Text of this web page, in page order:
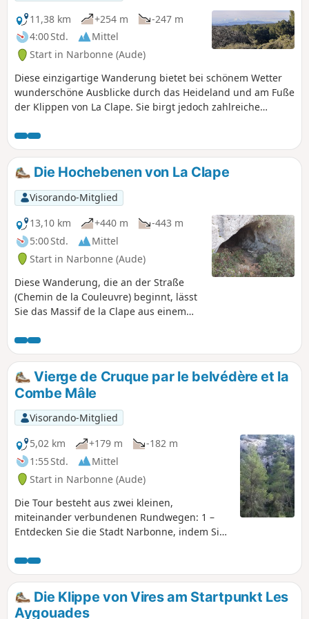
Canigou und das Albères-Massiv lässt
die Nähe zum Küstenort schnell
vergessen.
11,38 km +254 m
-247 m
4:00 Std.
Mittel
Start in Narbonne (Aude)
Diese einzigartige Wanderung bietet bei schönem Wetter
wunderschöne Ausblicke durch das Heideland und am Fuße
der Klippen von La Clape. Sie birgt jedoch zahlreiche
manchmal dazu neigen, sich zu schließen, zwei Gräben, die
es zu überwinden gilt, eine Steinmauer, die an einer Stelle
erklommen und dann vorsichtig wieder hinabgestiegen
werden muss, bevor man am Ende der Strecke wieder auf
angenehmere Wege und Pfade gelangt. Schließlich handelt
es sich um eine nicht markierte Route, für die die
Verwendung der Visorando-App oder eines GPS-Geräts
empfohlen wird.
Die Hochebenen von La Clape
Visorando-Mitglied
13,10 km
+440 m
-443 m
5:00 Std.
Mittel
Start in Narbonne (Aude)
Diese Wanderung, die an der Straße
(Chemin de la Couleuvre) beginnt, lässt
Sie das Massif de la Clape aus einem
an Quellen, Karsthöhlen und Höhlen.
Vierge de Cruque par le belvédère et la
Combe Mâle
Visorando-Mitglied
5,02 km
+179 m
-182 m
1:55 Std.
Mittel
Start in Narbonne (Aude)
Die Tour besteht aus zwei kleinen,
miteinander verbundenen Rundwegen: 1 –
Entdecken Sie die Stadt Narbonne, indem Sie
Orientierungstafel hinaufsteigen. Der Abstieg
erfolgt über die spektakuläre kleine Straße
„Chemin de la Couleuvre”. 2 – Am Anfang der
Combe Mâle, am Fuße der wilden
Die Klippe von Vires am Startpunkt Les
Aygouades